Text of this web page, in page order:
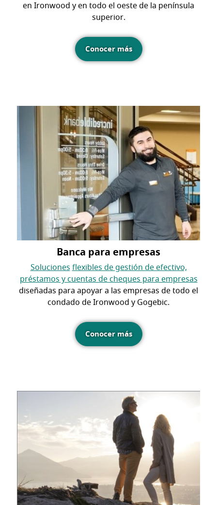
en Ironwood y en todo el oeste de la península
superior.
Conocer más
Banca para empresas
Solucionesflexibles de gestión de efectivo,
préstamos y cuentas de cheques para empresas
diseñadas para apoyar a las empresas de todo el
condado de Ironwood y Gogebic.
Conocer más